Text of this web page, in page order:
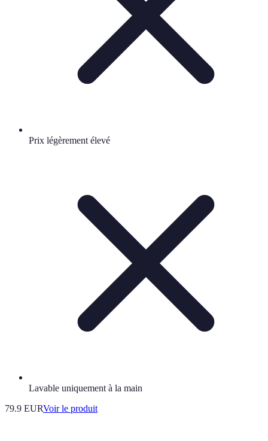
Prix légèrement élevé
Lavable uniquement à la main
79.9 EURVoir le produit